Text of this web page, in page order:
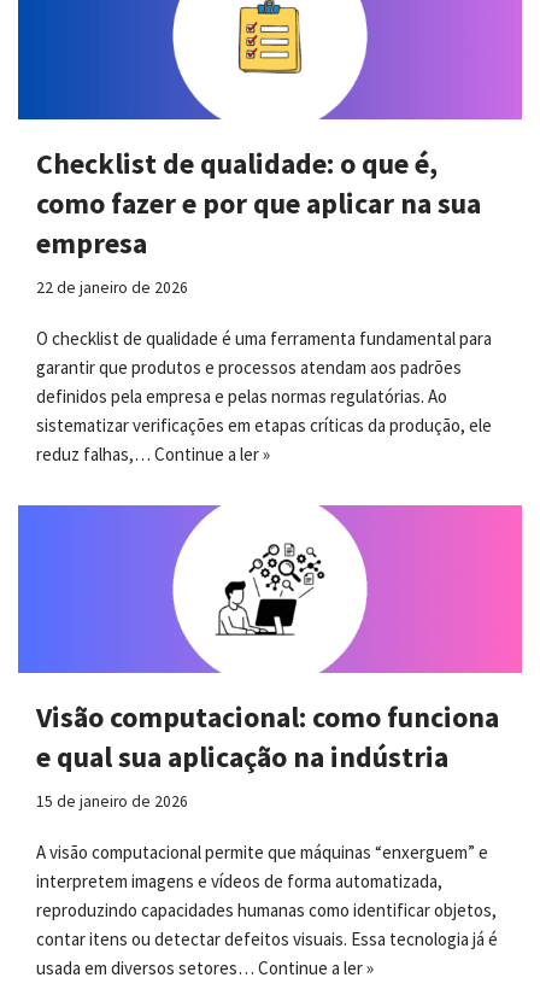
Checklist de qualidade: o que é,
como fazer e por que aplicar na sua
empresa
22 de janeiro de 2026
O checklist de qualidade é uma ferramenta fundamental para
garantir que produtos e processos atendam aos padrões
definidos pela empresa e pelas normas regulatórias. Ao
sistematizar verificações em etapas críticas da produção, ele
reduz falhas,… Continue a ler »
Visão computacional: como funciona
e qual sua aplicação na indústria
15 de janeiro de 2026
A visão computacional permite que máquinas “enxerguem” e
interpretem imagens e vídeos de forma automatizada,
reproduzindo capacidades humanas como identificar objetos,
contar itens ou detectar defeitos visuais. Essa tecnologia já é
usada em diversos setores… Continue a ler »